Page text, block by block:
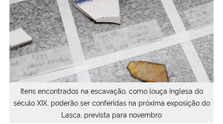
Itens encontrados na escavação, como louça inglesa do
século XIX, poderão ser conferidas na próxima exposição do
Lasca, prevista para novembro